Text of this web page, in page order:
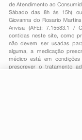
de Atendimento ao
Sábado das 8h às 15h)
Giovanna do Rosario
Anvisa (AFE): 7.15583.1 /
contidas neste site, como
não devem ser usadas
alguma, a medicação
médico está em
prescrever o tratamento